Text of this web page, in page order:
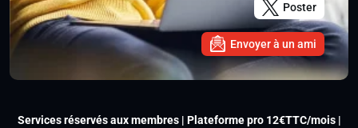
Poster
Envoyer à un ami
Services réservés aux membres | Plateforme pro 12€TTC/mois |